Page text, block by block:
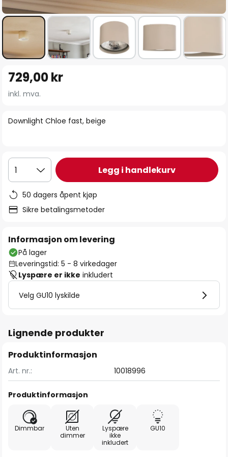
begynnelsen
bildegalleri
Downlight Chloe fast, beige
729,00 kr
inkl. mva.
1 Legg i handlekurv
50 dagers åpent kjøp
Sikre betalingsmetoder
Informasjon om levering
På lager
Leveringstid: 5 - 8 virkedager
Lyspære er ikke inkludert
Velg GU10 lyskilde
Lignende produkter
Produktinformasjon
Art. nr.: 10018996
Produktinformasjon
Dimmbar
Uten
dimmer
Lyspære
ikke
inkludert
GU10